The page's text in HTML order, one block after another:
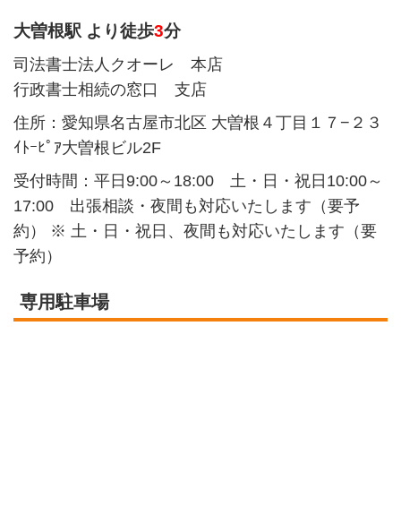
大曽根駅 より徒歩3分
司法書士法人クオーレ 本店
行政書士相続の窓口 支店
住所：愛知県名古屋市北区 大曽根４丁目１７−２３
ｲﾄｰﾋﾟｱ大曽根ビル2F
受付時間：平日9:00～ 18:00 土・日・祝日10:00～
17:00 出張相談・夜間も対応いたします（要予
約） ※ 土・日・祝日、夜間も対応いたします（要
予約）
専用駐車場